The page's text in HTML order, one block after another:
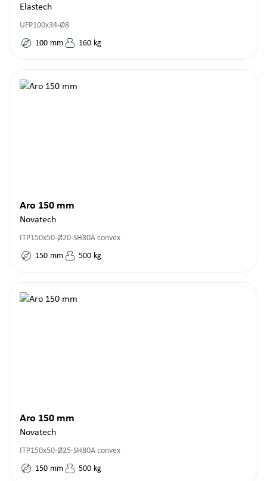
Elastech
UFP100x34-Ø8
100 mm 160 kg
Aro 150 mm
Novatech
ITP150x50-Ø20-SH80A convex
150 mm 500 kg
Aro 150 mm
Novatech
ITP150x50-Ø25-SH80A convex
150 mm 500 kg